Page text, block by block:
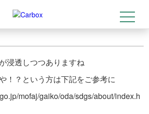
t
o
g
a
ウィークリー・マンスリーレンタカー用意し
浸透しつつありますね
！？という方は下記をご参考に
mofaj/gaiko/oda/sdgs/about/index.h